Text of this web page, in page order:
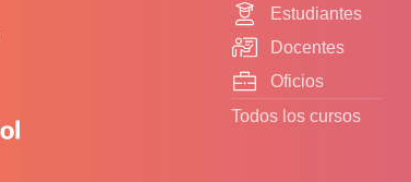
Estudiantes
Docentes
Oficios
Todos los cursos